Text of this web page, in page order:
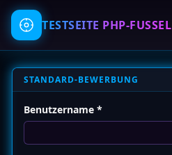
TESTSEITE PHP-FUSSEL
STANDARD-BEWERBUNG
Benutzername *